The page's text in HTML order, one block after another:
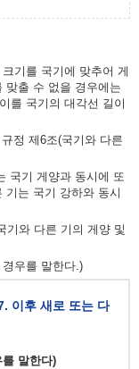
기를 국기에 맞추어 게
맞출 수 없을 경우에는
를 국기의 대각선 길이
정 제6조(국기와 다른
국기 게양과 동시에 또
기는 국기 강하와 동시
기와 다른 기의 게양 및
우를 말한다.)
이후 새로 또는 다
말한다)